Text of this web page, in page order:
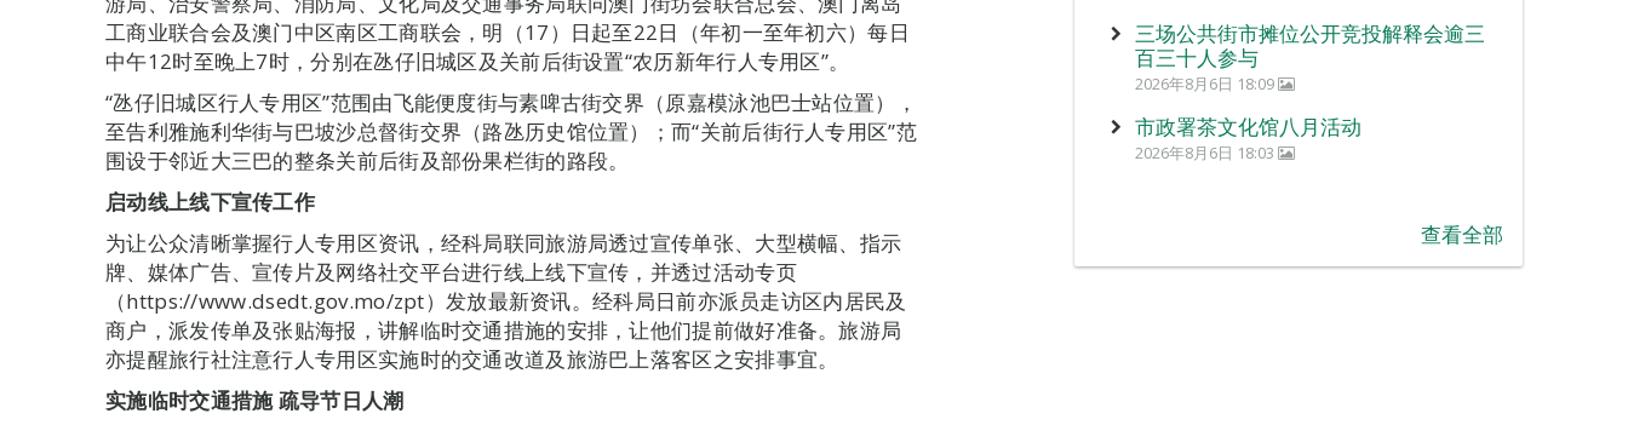
工商业联合会及澳门中区南区工商联会，明（17）日起至22日（年初一至年初六）每日
中午12时至晚上7时，分别在氹仔旧城区及关前后街设置“农历新年行人专用区”。
“氹仔旧城区行人专用区”范围由飞能便度街与素啤古街交界（原嘉模泳池巴士站位置），
至告利雅施利华街与巴坡沙总督街交界（路氹历史馆位置）；而“关前后街行人专用区”范
围设于邻近大三巴的整条关前后街及部份果栏街的路段。
启动线上线下宣传工作
为让公众清晰掌握行人专用区资讯，经科局联同旅游局透过宣传单张、大型横幅、指示
牌、媒体广告、宣传片及网络社交平台进行线上线下宣传，并透过活动专页
（https://www.dsedt.gov.mo/zpt）发放最新资讯。经科局日前亦派员走访区内居民及
商户，派发传单及张贴海报，讲解临时交通措施的安排，让他们提前做好准备。旅游局
亦提醒旅行社注意行人专用区实施时的交通改道及旅游巴上落客区之安排事宜。
实施临时交通措施疏导节日人潮
三场公共街市摊位公开竞投解释会逾三
百三十人参与
2026年8月6日 18:09
市政署茶文化馆八月活动
2026年8月6日 18:03
查看全部